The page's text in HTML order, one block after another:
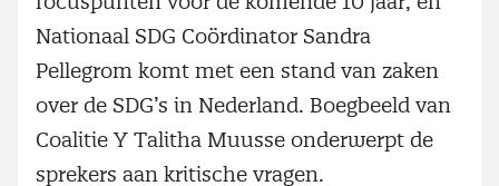
Nationaal SDG Coördinator Sandra
Pellegrom komt met een stand van zaken
over de SDG’s in Nederland. Boegbeeld van
Coalitie Y Talitha Muusse onderwerpt de
sprekers aan kritische vragen.